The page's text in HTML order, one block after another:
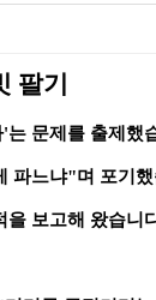
팔기
'는 문제를 출제했
파느냐"며 포기
을 보고해 왔습니